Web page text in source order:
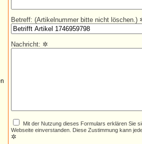
Betreff: (Artikelnummer bitte nicht löschen.)
Nachricht: ✲
Mit der Nutzung dieses Formulars erklären Sie
Webseite einverstanden. Diese Zustimmung kann
✲